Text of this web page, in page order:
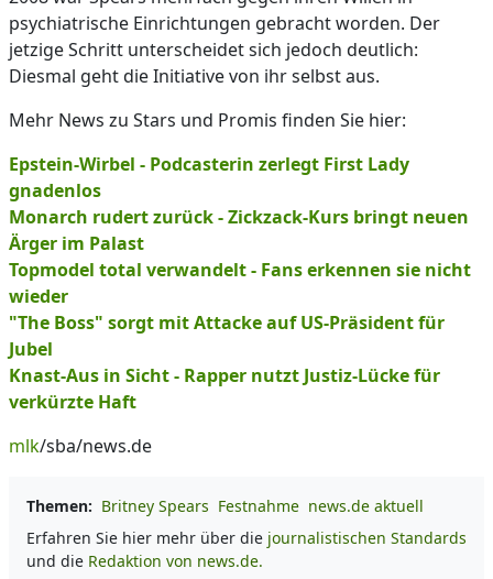
psychiatrische Einrichtungen gebracht worden. Der
jetzige Schritt unterscheidet sich jedoch deutlich:
Diesmal geht die Initiative von ihr selbst aus.
Mehr News zu Stars und Promis finden Sie hier:
Epstein-Wirbel - Podcasterin zerlegt First Lady
gnadenlos
Monarch rudert zurück - Zickzack-Kurs bringt neuen
Ärger im Palast
Topmodel total verwandelt - Fans erkennen sie nicht
wieder
"The Boss" sorgt mit Attacke auf US-Präsident für
Jubel
Knast-Aus in Sicht - Rapper nutzt Justiz-Lücke für
verkürzte Haft
mlk/sba/news.de
Themen: Britney Spears Festnahme news.de aktuell
Erfahren Sie hier mehr über die journalistischen Standards
und die Redaktion von news.de.